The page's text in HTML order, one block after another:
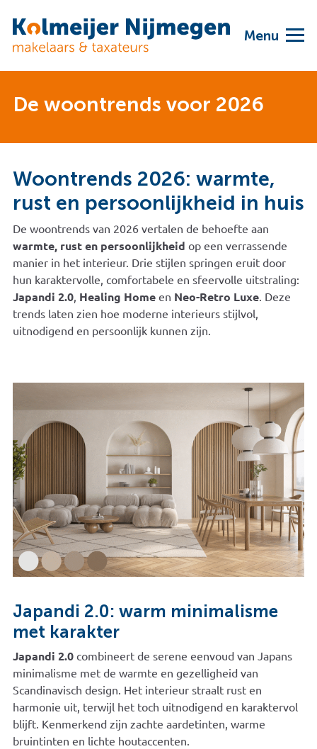
Menu
De woontrends voor 2026
Woontrends 2026: warmte,
rust en persoonlijkheid in huis
De woontrends van 2026 vertalen de behoefte aan
warmte, rust en persoonlijkheid op een verrassende
manier in het interieur. Drie stijlen springen eruit door
hun karaktervolle, comfortabele en sfeervolle uitstraling:
Japandi 2.0 Healing Home en Neo-Retro Luxe . Deze
trends laten zien hoe moderne interieurs stijlvol,
uitnodigend en persoonlijk kunnen zijn.
Japandi 2.0: warm minimalisme
met karakter
Japandi 2.0 combineert de serene eenvoud van Japans
minimalisme met de warmte en gezelligheid van
Scandinavisch design. Het interieur straalt rust en
harmonie uit, terwijl het toch uitnodigend en karaktervol
blijft. Kenmerkend zijn zachte aardetinten, warme
bruintinten en lichte houtaccenten.